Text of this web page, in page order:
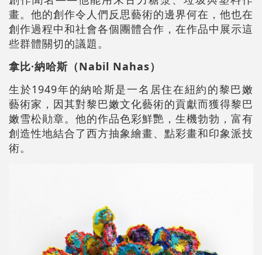
畫。他的創作令人們反思藝術的邊界何在，他也在
創作過程中和社會各個團體合作，在作品中展示這
些群體關切的議題。
拿比·納哈斯（Nabil Nahas）
生於1949年的納哈斯是一名居住在紐約的黎巴嫩
藝術家，因其對黎巴嫩文化藝術的貢獻而獲得黎巴
嫩雪松勛章。他的作品色彩鮮艷，生機勃勃，富有
創造性地結合了西方抽象繪畫、點彩畫和印象派技
術。